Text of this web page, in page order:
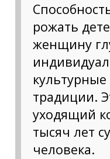
рожать
женщину
традиции.
уходящий
тысяч лет
человека.